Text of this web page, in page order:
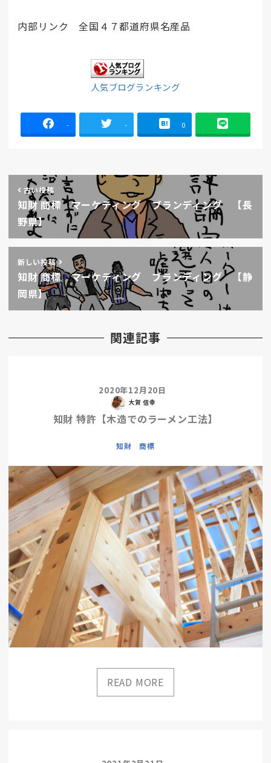
内部リンク 全国４７都道府県名産品
人気ブログランキング
- - 0
古い投稿
知財 商標 マーケティング ブランディング 【長
野県】
新しい投稿
知財 商標 マーケティング ブランディング 【静
岡県】
関連記事
知財 特許【木造でのラーメン工法】
知財 商標
大賀 信幸
2020年12月20日